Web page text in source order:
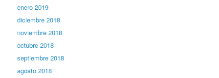
enero 2019
diciembre 2018
noviembre 2018
octubre 2018
septiembre 2018
agosto 2018